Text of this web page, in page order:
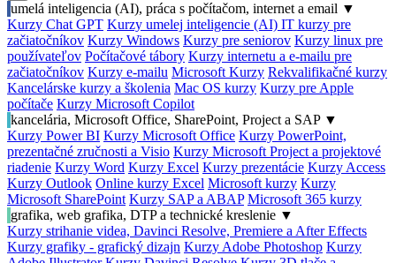
umelá inteligencia (AI), práca s počítačom, internet a email ▼
Kurzy Chat GPT Kurzy umelej inteligencie (AI) IT kurzy pre
začiatočníkov Kurzy Windows Kurzy pre seniorov Kurzy linux pre
používateľov Počítačové tábory Kurzy internetu a e-mailu pre
začiatočníkov Kurzy e-mailu Microsoft Kurzy Rekvalifikačné kurzy
Kancelárske kurzy a školenia Mac OS kurzy Kurzy pre Apple
počítače Kurzy Microsoft Copilot
kancelária, Microsoft Office, SharePoint, Project a SAP ▼
Kurzy Power BI Kurzy Microsoft Office Kurzy PowerPoint,
prezentačné zručnosti a Visio Kurzy Microsoft Project a projektové
riadenie Kurzy Word Kurzy Excel Kurzy prezentácie Kurzy Access
Kurzy Outlook Online kurzy Excel Microsoft kurzy Kurzy
Microsoft SharePoint Kurzy SAP a ABAP Microsoft 365 kurzy
grafika, web grafika, DTP a technické kreslenie ▼
Kurzy strihanie videa, Davinci Resolve, Premiere a After Effects
Kurzy grafiky - grafický dizajn Kurzy Adobe Photoshop Kurzy